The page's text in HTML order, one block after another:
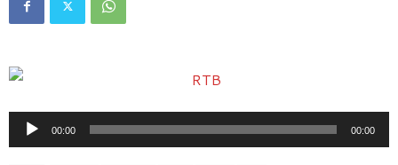
Lecteur
audio
00:00 00:00